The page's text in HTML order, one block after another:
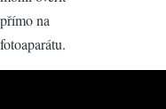
přímo na
fotoaparátu.